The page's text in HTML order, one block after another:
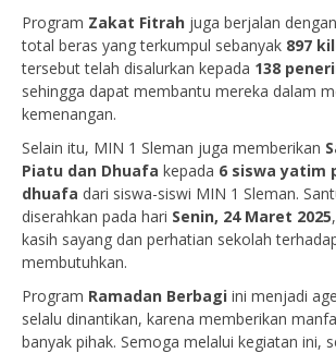
Program Zakat Fitrah juga berjalan
total beras yang terkumpul sebanyak 897
tersebut telah disalurkan kepada 138
sehingga dapat membantu mereka dalam
kemenangan.
Selain itu, MIN 1 Sleman juga memberikan
Piatu dan Dhuafa kepada 6 siswa yatim
dhuafa dari siswa-siswi MIN 1 Sleman.
diserahkan pada hari Senin, 24 Maret 2025
kasih sayang dan perhatian sekolah
membutuhkan.
Program Ramadan Berbagi ini menjadi
selalu dinantikan, karena memberikan
banyak pihak. Semoga melalui kegiatan ini,